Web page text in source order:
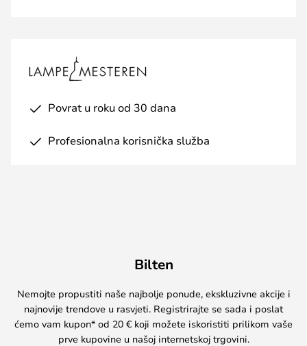
Povrat u roku od 30 dana
Profesionalna korisnička služba
Bilten
Nemojte propustiti naše najbolje ponude, ekskluzivne akcije i
najnovije trendove u rasvjeti. Registrirajte se sada i poslat
ćemo vam kupon* od 20 € koji možete iskoristiti prilikom vaše
prve kupovine u našoj internetskoj trgovini.